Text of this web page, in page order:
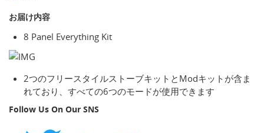
お届け内容
8 Panel Everything Kit
2つのフリースタイルストーブキットとModキットが含ま
れており、すべての6つのモードが使用できます
Follow Us On Our SNS